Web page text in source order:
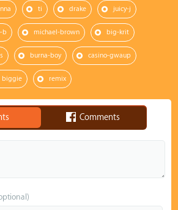
ti drake juicy-j
b michael-brown big-krit
burna-boy casino-gwaup
biggie remix
Comments